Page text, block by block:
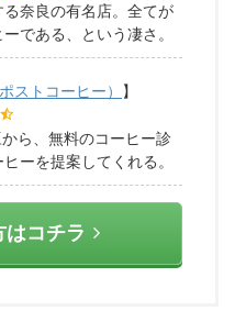
奈良の有名店。全てが
である、という凄さ。
ストコーヒー）
】
ら、無料のコーヒー診
ーを提案してくれる。
はコチラ